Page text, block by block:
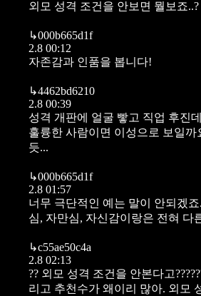
외모 성격 조건을 안보면 뭘보죠..?
↳000b665d1f
2.8 00:12
자존감과 인품을 봅니다!
↳4462bd6210
2.8 00:39
성격 개판에 얼굴 빻고 직업 후진
훌륭한 사람이면 이성으로 보일까
듯...
↳000b665d1f
2.8 01:57
너무 극단적인 예는 말이 안되겠
심, 자만심, 자신감이랑은 전혀 다
↳c55ae50c4a
2.8 02:13
?? 외모 성격 조건을 안본다고
리고 추천수가 왜이리 많아. 외모